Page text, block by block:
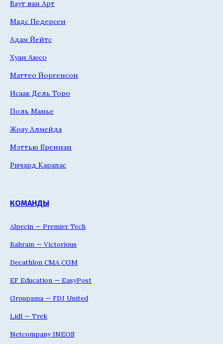
Ваут ван Арт
Мадс Педерсен
Адам Йейтс
Хуан Аюсо
Маттео Йоргенсон
Исаак Дель Торо
Поль Манье
Жоау Алмейда
Мэттью Бреннан
Ричард Карапас
КОМАНДЫ
Alpecin — Premier Tech
Bahrain — Victorious
Decathlon CMA CGM
EF Education — EasyPost
Groupama — FDJ United
Lidl — Trek
Netcompany INEOS